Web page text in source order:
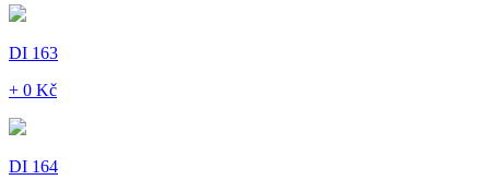
DI 163
+ 0 Kč
DI 164